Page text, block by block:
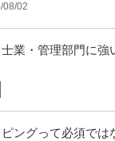
08/02
業・管理部門に強
ングって必須では